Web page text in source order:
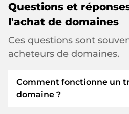
Questions et
l'achat de domaines
Ces questions sont
acheteurs de domaines.
Comment fonctionne un
domaine ?